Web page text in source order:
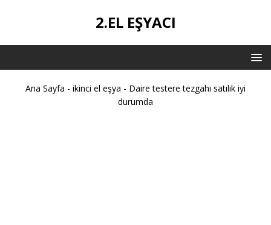
2.EL EŞYACI
Ana Sayfa - ikinci el eşya - Daire testere tezgahı satılık iyi
durumda